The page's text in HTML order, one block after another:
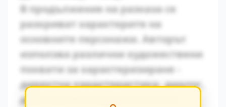
В продължение на разказа се
разкриват характерите на
основните персонажи. Авторът
използва различни художествени
похвати за характеризиране -
директна характеристика, диалог,
действия и вътрешен монолог.